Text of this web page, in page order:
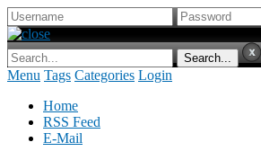
Menu Tags Categories Login
Home
RSS Feed
E-Mail